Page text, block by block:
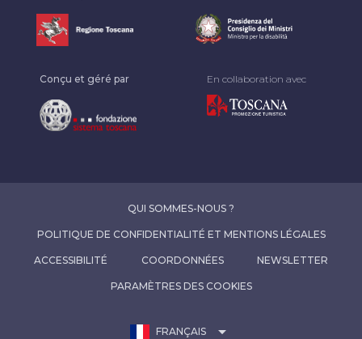
Conçu et géré par En collaboration avec
QUI SOMMES-NOUS ?
POLITIQUE DE CONFIDENTIALITÉ ET MENTIONS LÉGALES
ACCESSIBILITÉ COORDONNÉES NEWSLETTER
PARAMÈTRES DES COOKIES
FRANÇAIS arrow_drop_down